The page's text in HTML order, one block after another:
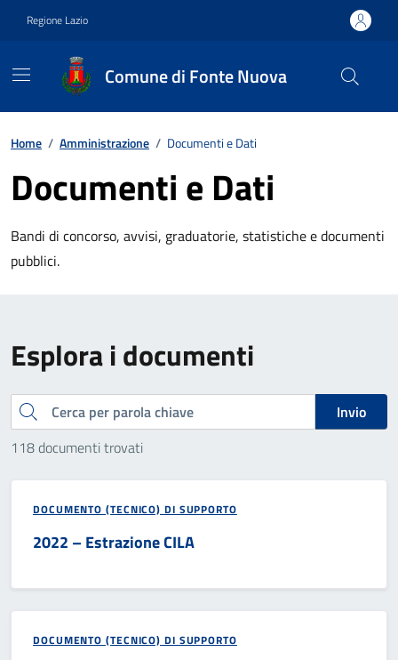
Regione Lazio
Comune di Fonte Nuova
Contenuti in evidenza
Home / Amministrazione / Documenti e Dati
Documenti e Dati
Bandi di concorso, avvisi, graduatorie, statistiche e documenti
pubblici.
Esplora i documenti
Cerca
Invio
118 documenti trovati
DOCUMENTO (TECNICO) DI SUPPORTO
2022 – Estrazione CILA
DOCUMENTO (TECNICO) DI SUPPORTO